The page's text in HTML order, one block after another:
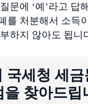
문에 ‘예’라고 답
를 처분해서 소득
하지 않아도 됩니
국세청 세금
을 찾아드립